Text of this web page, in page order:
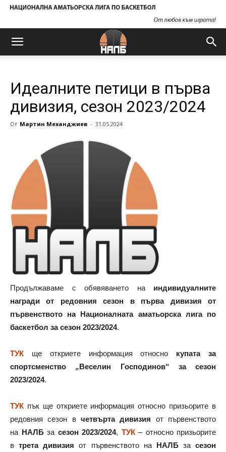
Идеалните петици в първа
дивизия, сезон 2023/2024
От Мартин Механджиев - 31.05.2024
Продължаваме с обявяването на индивидуалните
награди от редовния сезон в първа дивизия от
първенството на Националната аматьорска лига по
баскетбол за сезон 2023/2024.
ТУК ще откриете информация относно купата за
спортсменство „Веселин Господинов“ за сезон
2023/2024.
ТУК пък ще откриете информация относно призьорите в
редовния сезон в четвърта дивизия от първенството
на НАЛБза сезон 2023/2024, ТУК– относно призьорите
втрета дивизия от първенството на НАЛБза сезон